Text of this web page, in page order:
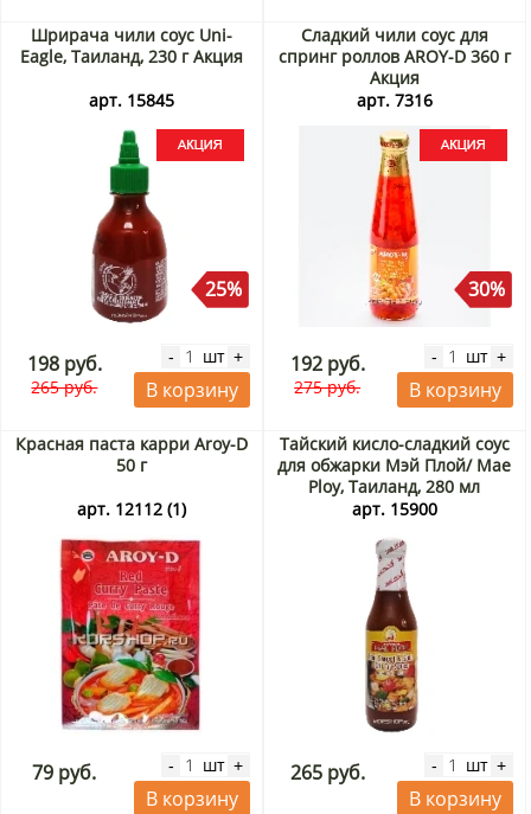
Шрирача чили соус Uni-
Eagle, Таиланд, 230 г Акция
арт. 15845
25%
198 руб.
265 руб.
- шт +
В корзину
Сладкий чили соус для
спринг роллов AROY-D 360 г
Акция
арт. 7316
30%
192 руб.
275 руб.
- шт +
В корзину
Красная паста карри Aroy-D
50 г
арт. 12112 (1)
79 руб. - шт +
В корзину
Тайский кисло-сладкий соус
для обжарки Мэй Плой/ Mae
Ploy, Таиланд, 280 мл
арт. 15900
265 руб. - шт +
В корзину